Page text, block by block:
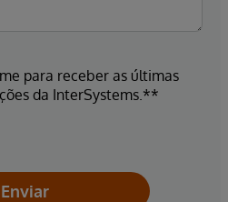
para receber as últimas
da InterSystems.**
Enviar